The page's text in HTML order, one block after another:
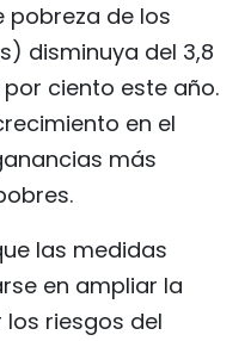
pobreza de los
disminuya del 3,8
ciento este año.
en el
más
las medidas
en ampliar la
riesgos del